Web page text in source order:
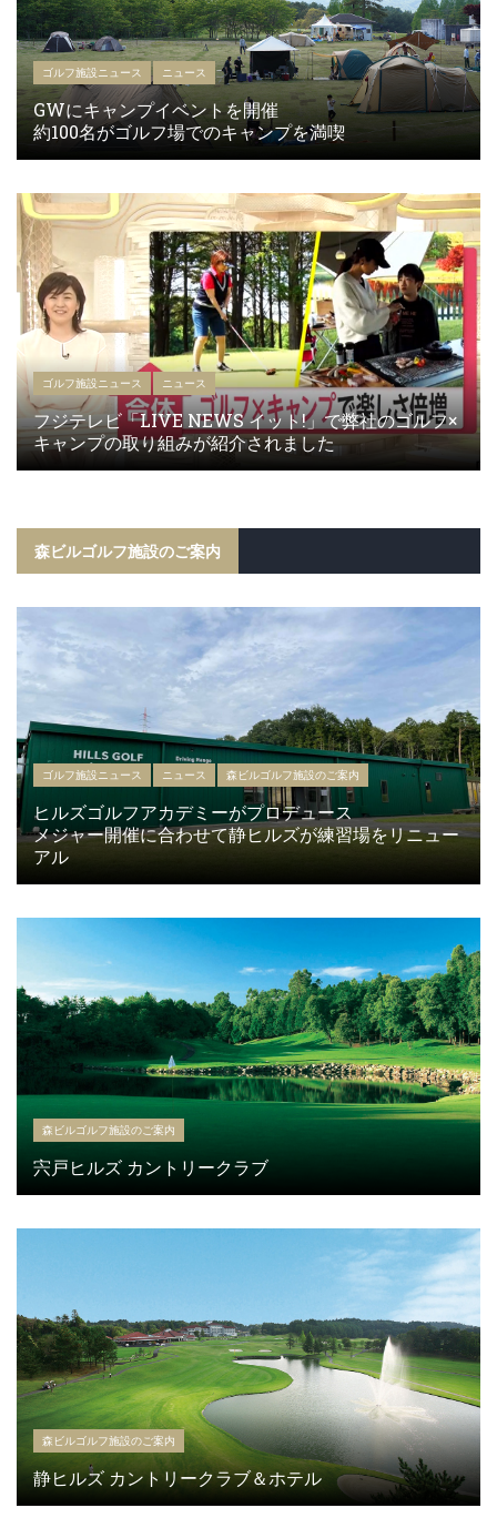
ゴルフ施設ニュース ニュース
GWにキャンプイベントを開催
約100名がゴルフ場でのキャンプを満喫
ゴルフ施設ニュース ニュース
フジテレビ「LIVE NEWS イット!」で弊社のゴルフ×
キャンプの取り組みが紹介されました
森ビルゴルフ施設のご案内
ゴルフ施設ニュース ニュース 森ビルゴルフ施設のご案内
ヒルズゴルフアカデミーがプロデュース
メジャー開催に合わせて静ヒルズが練習場をリニュー
アル
森ビルゴルフ施設のご案内
宍戸ヒルズ カントリークラブ
森ビルゴルフ施設のご案内
静ヒルズ カントリークラブ＆ホテル